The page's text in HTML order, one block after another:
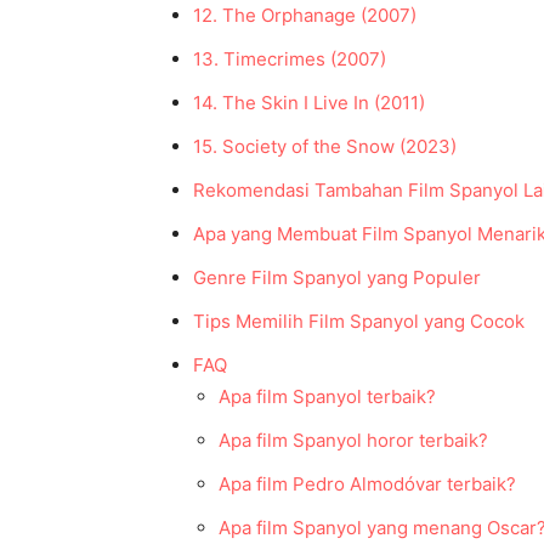
12. The Orphanage (2007)
13. Timecrimes (2007)
14. The Skin I Live In (2011)
15. Society of the Snow (2023)
Rekomendasi Tambahan Film Spanyol
Apa yang Membuat Film Spanyol
Genre Film Spanyol yang Populer
Tips Memilih Film Spanyol yang Cocok
FAQ
Apa film Spanyol terbaik?
Apa film Spanyol horor terbaik?
Apa film Pedro Almodóvar terbaik?
Apa film Spanyol yang menang Oscar?